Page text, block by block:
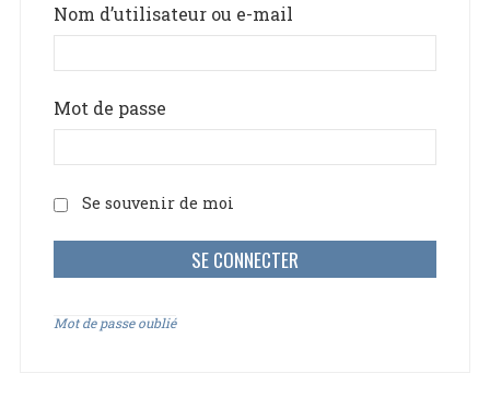
Nom d’utilisateur ou e-mail
Mot de passe
Se souvenir de moi
Mot de passe oublié